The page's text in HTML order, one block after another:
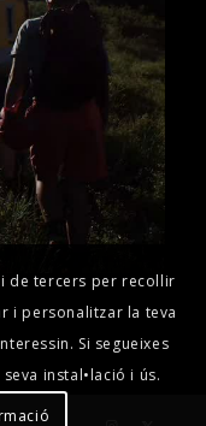
de tercers per recollir
i personalitzar la teva
Si segueixes
instal•lació i ús.